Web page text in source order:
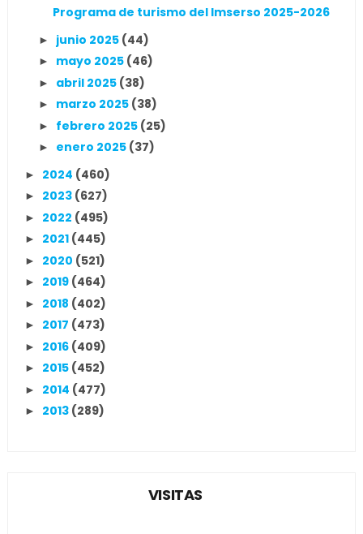
Programa de turismo del Imserso 2025-2026
► junio 2025 (44)
► mayo 2025 (46)
► abril 2025 (38)
► marzo 2025 (38)
► febrero 2025 (25)
► enero 2025 (37)
► 2024 (460)
► 2023 (627)
► 2022 (495)
► 2021 (445)
► 2020 (521)
► 2019 (464)
► 2018 (402)
► 2017 (473)
► 2016 (409)
► 2015 (452)
► 2014 (477)
► 2013 (289)
VISITAS